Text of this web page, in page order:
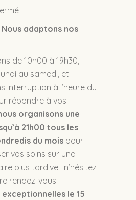
Nous adaptons nos
de 10h00 à 19h30,
au samedi, et
interruption à l’heure du
répondre à vos
organisons une
21h00 tous les
du moispour
vos soins sur une
plus tardive : n’hésitez
rendez-vous.
le 15